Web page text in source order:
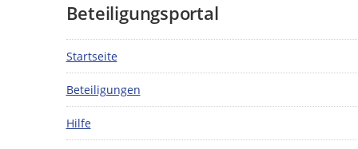
Beteiligungsportal
Startseite
Beteiligungen
Hilfe